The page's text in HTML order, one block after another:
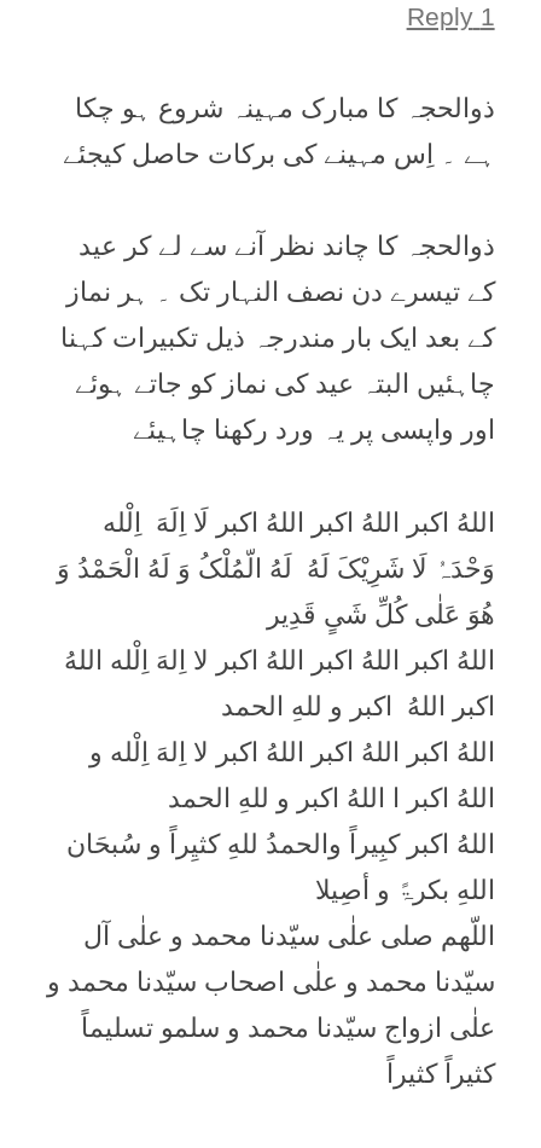
1 Reply
ذوالحجہ کا مبارک مہینہ شروع ہو چکا
ہے ۔ اِس مہینے کی برکات حاصل کیجئے
ذوالحجہ کا چاند نظر آنے سے لے کر عيد
کے تيسرے دن نصف النہار تک ۔ ہر نماز
کے بعد ايک بار مندرجہ ذیل تکبیرات کہنا
چاہئیں البتہ عيد کی نماز کو جاتے ہوئے
اور واپسی پر يہ ورد رکھنا چاہیئے
اللهُ اکبر اللهُ اکبر اللهُ اکبر لَا اِلَهَ اِلْله
وَحْدَہُ لَا شَرِیْکَ لَهُ لَهُ الّمُلْکُ وَ لَهُ الْحَمْدُ وَ
ھُوَ عَلٰی کُلِّ شَیٍ قَدِیر
اللهُ اکبر اللهُ اکبر اللهُ اکبر لا اِلهَ اِلْله اللهُ
اکبر اللهُ اکبر و للهِ الحمد
اللهُ اکبر اللهُ اکبر اللهُ اکبر لا اِلهَ اِلْله و
اللهُ اکبر ا اللهُ اکبر و للهِ الحمد
اللهُ اکبر کبِیراً والحمدُ للهِ کثیِراً و سُبحَان
اللهِ بکرۃً و أصِیلا
اللّھم صلی علٰی سیّدنا محمد و علٰی آل
سیّدنا محمد و علٰی اصحاب سیّدنا محمد و
علٰی ازواج سیّدنا محمد و سلمو تسلیماً
کثیراً کثیراً